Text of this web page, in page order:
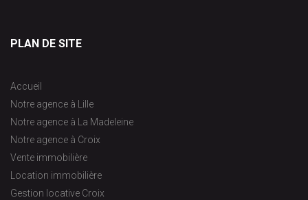
PLAN DE SITE
Accueil
Notre agence à Lille
Notre agence à La Madeleine
Notre agence à Croix
Vente immobilière
Location immobilière
Gestion locative Croix